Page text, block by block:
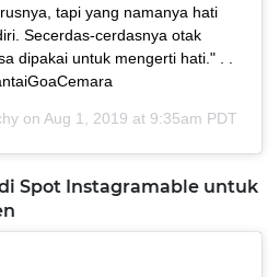
tapi yang namanya hati
Secerdas-cerdasnya otak
dipakai untuk mengerti hati." . .
on Aug 1, 2019 at 9:35am PDT
Spot Instagramable untuk